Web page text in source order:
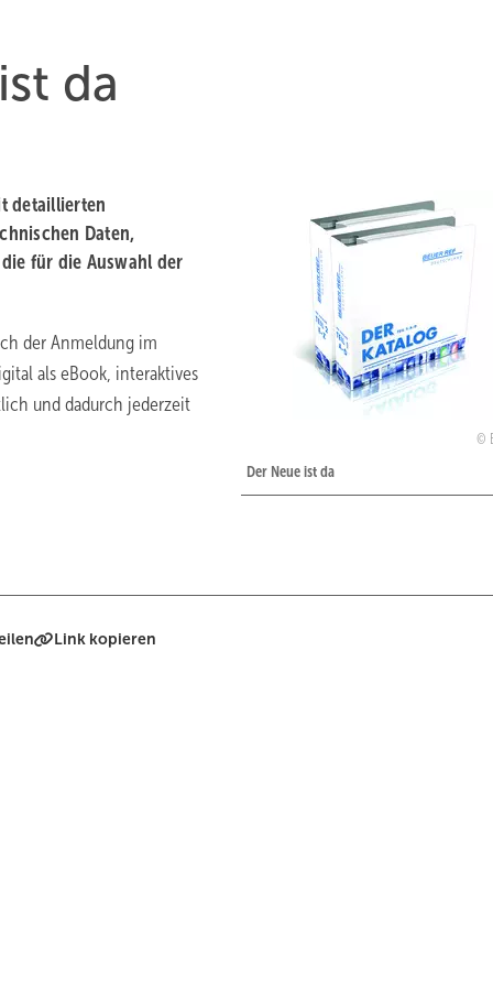
da
Der Neue ist da
detaillierten
Daten,
für die Auswahl der
der Anmeldung im
als eBook, interaktives
und dadurch jederzeit
Link kopieren